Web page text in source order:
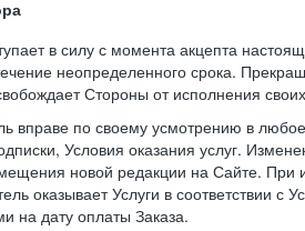
в силу с момента акцепта
неопределенного срока.
Стороны от исполнения
вправе по своему усмотрению в
Условия оказания услуг.
новой редакции на Сайте. При
оказывает Услуги в соответствии с
на дату оплаты Заказа.